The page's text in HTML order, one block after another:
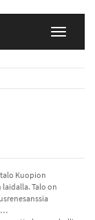
Kuopion
Talo on